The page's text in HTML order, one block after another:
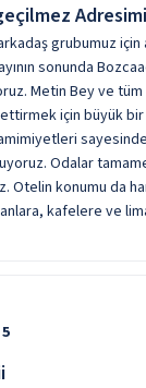
grubumuz
sonunda
Metin Bey ve
için büyük
Odalar
Otelin konumu da
kafelere ve